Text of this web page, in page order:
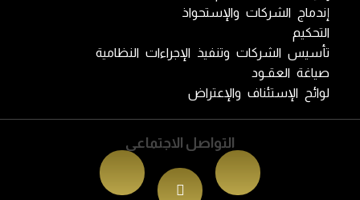
إندماج الشركات والإستحواذ
التحكيم
تأسيس الشركات وتنفيذ الإجراءات النظامية
صياغة العقـود
لوائح الإستئناف والإعتراض
التواصل الاجتماعى